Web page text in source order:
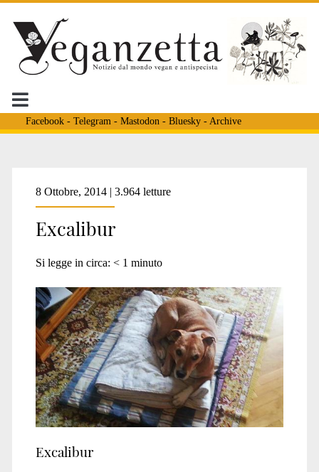
Facebook- Telegram - Mastodon - Bluesky- Archive
Tag:
<span>ebola
spagna</span>
8 Ottobre, 2014 | 3.964 letture
Excalibur
Si legge in circa: < 1 minuto
Excalibur